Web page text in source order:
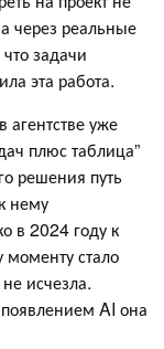
через реальные
задачи
эта работа.
уже
плюс таблица”
решения путь
нему
в 2024 году к
моменту стало
исчезла.
AI она